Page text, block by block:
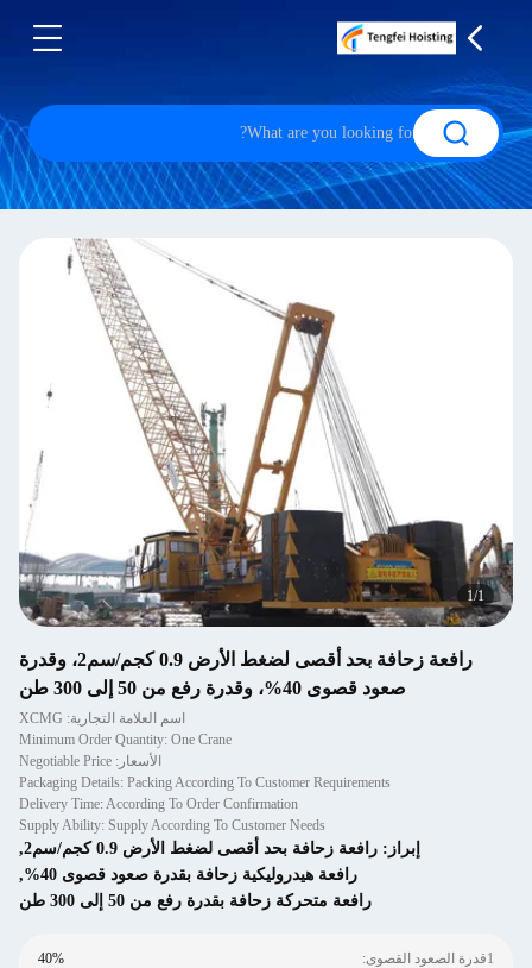
1/1
رافعة زحافة بحد أقصى لضغط الأرض 0.9 كجم/سم2، وقدرة
صعود قصوى 40%، وقدرة رفع من 50 إلى 300 طن
اسم العلامة التجارية: XCMG
Minimum Order Quantity: One Crane
الأسعار: Negotiable Price
Packaging Details: Packing According To Customer Requirements
Delivery Time: According To Order Confirmation
Supply Ability: Supply According To Customer Needs
إبراز: رافعة زحافة بحد أقصى لضغط الأرض 0.9 كجم/سم2
,
رافعة هيدروليكية زحافة بقدرة صعود قصوى 40%
,
رافعة متحركة زحافة بقدرة رفع من 50 إلى 300 طن
1قدرة الصعود القصوى: 40%